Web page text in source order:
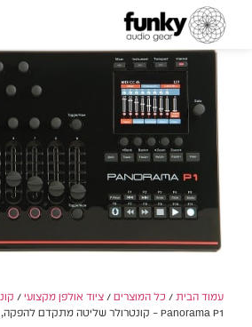
עמוד הבית / כל המוצרים /ציוד אולפן מקצועי /
Panorama P1 – קונטרולר שליטה מתקדם להפקה, מיקס ועבודה עם DAW